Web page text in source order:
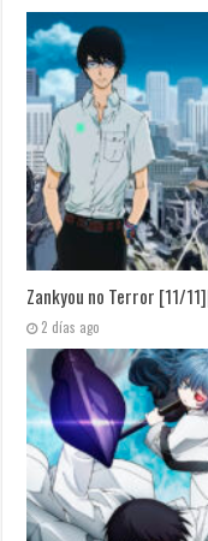
Zankyou no Terror [11/
2 días ago